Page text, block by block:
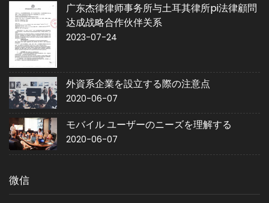
广东杰律律师事务所与土耳其律所pi法律顧問
达成战略合作伙伴关系
2023-07-24
外資系企業を設立する際の注意点
2020-06-07
モバイル ユーザーのニーズを理解する
2020-06-07
微信